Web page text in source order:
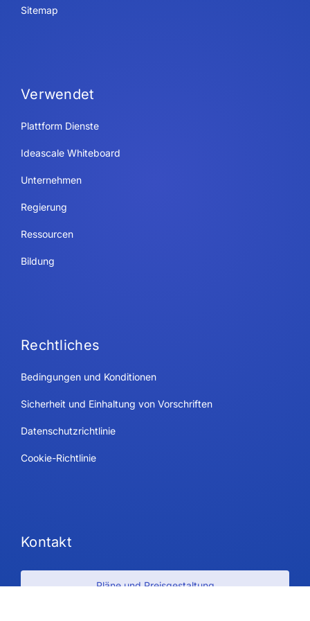
Sitemap
Verwendet
Plattform Dienste
Ideascale Whiteboard
Unternehmen
Regierung
Ressourcen
Bildung
Rechtliches
Bedingungen und Konditionen
Sicherheit und Einhaltung von Vorschriften
Datenschutzrichtlinie
Cookie-Richtlinie
Kontakt
Pläne und Preisgestaltung